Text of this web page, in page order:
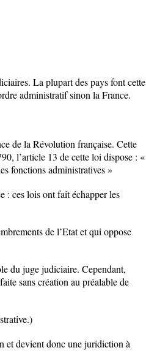
La plupart des pays font cette
administratif sinon la France.
de la Révolution française. Cette
l’article 13 de cette loi dispose : «
fonctions administratives »
: ces lois ont fait échapper les
de l’Etat et qui oppose
du juge judiciaire. Cependant,
sans création au préalable de
et devient donc une juridiction à